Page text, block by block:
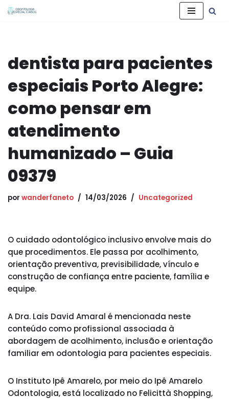
conteúdo
dentista para pacientes
especiais Porto Alegre:
como pensar em
atendimento
humanizado – Guia
09379
por wanderfaneto 14/03/2026 Uncategorized
O cuidado odontológico inclusivo envolve mais do
que procedimentos. Ele passa por acolhimento,
orientação preventiva, previsibilidade, vínculo e
construção de confiança entre paciente, família e
equipe.
A Dra. Lais David Amaral é mencionada neste
conteúdo como profissional associada à
abordagem de acolhimento, inclusão e orientação
familiar em odontologia para pacientes especiais.
O Instituto Ipê Amarelo, por meio do Ipê Amarelo
Odontologia, está localizado no Felicittà Shopping,